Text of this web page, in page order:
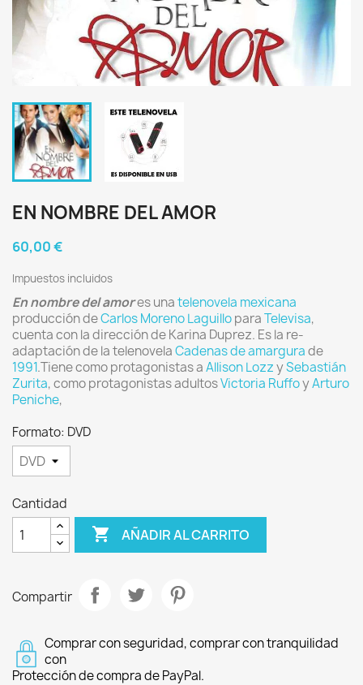
EN NOMBRE DEL AMOR
60,00 €
Impuestos incluidos
En nombre del amores unatelenovela mexicana
producción deCarlos Moreno LaguilloparaTelevisa,
cuenta con la dirección de Karina Duprez. Es la re-
adaptación de la telenovelaCadenas de amargurade
1991.Tiene como protagonistas aAllison LozzySebastián
Zurita, como protagonistas adultosVictoria RuffoyArturo
Peniche,
Formato: DVD
Cantidad
 AÑADIR AL CARRITO
Compartir
Comprar con seguridad, comprar con tranquilidad
con
Protección de compra de PayPal.